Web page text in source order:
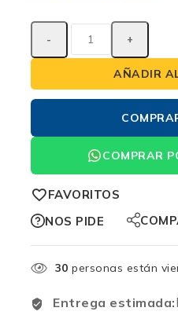
AÑADIR
COMPRAR
FAVORITOS
NOS PIDE
30 personas están
Entrega estimada: